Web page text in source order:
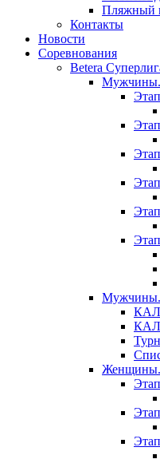
Пляжный
Контакты
Новости
Соревнования
Betera
Мужчины.
Мужчины.
Женщины.